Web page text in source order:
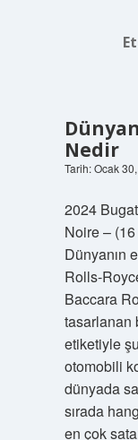
Nedir
Tarih: Ocak
2024
Noire –
Dünyanın
Rolls-
Baccara
tasarlanan
etiketiyle
otomobili
dünyada
sırada
en çok